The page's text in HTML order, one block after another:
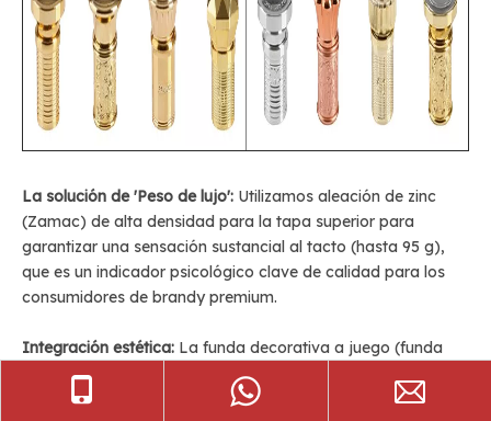
La solución de 'Peso de lujo': Utilizamos aleación de zinc
(Zamac) de alta densidad para la tapa superior para
garantizar una sensación sustancial al tacto (hasta 95 g),
que es un indicador psicológico clave de calidad para los
consumidores de brandy premium.
Integración estética: La funda decorativa a juego (funda
para el cuello) proporciona un acabado metálico impecable
de 360°. Resuelve el problema común de la industria de los